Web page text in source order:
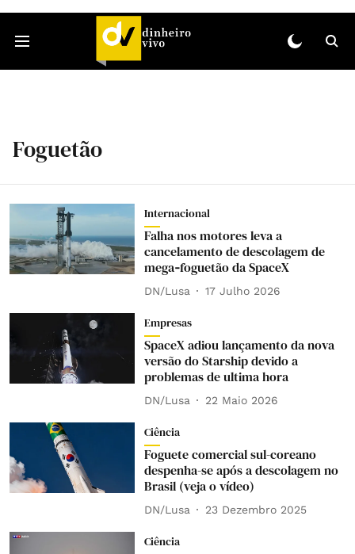
Foguetão
Internacional
Falha nos motores leva a
cancelamento de descolagem de
mega‑foguetão da SpaceX
DN/Lusa 17 Julho 2026
Empresas
SpaceX adiou lançamento da nova
versão do Starship devido a
problemas de ultima hora
DN/Lusa 22 Maio 2026
Ciência
Foguete comercial sul-coreano
despenha-se após a descolagem no
Brasil (veja o vídeo)
DN/Lusa 23 Dezembro 2025
Ciência